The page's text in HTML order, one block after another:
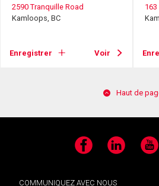
2590 Tranquille Road
Kamloops, BC
Enregistrer Voir
Haut de
Facebook LinkedIn
COMMUNIQUEZ AVEC NOUS